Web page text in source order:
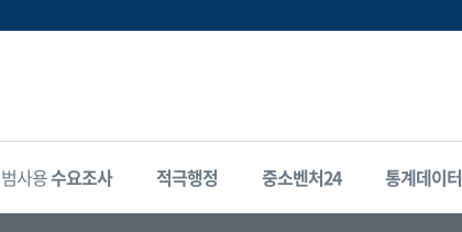
사용수요조사 적극행정 중소벤처24 통계데이터